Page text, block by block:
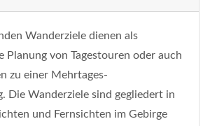
Wanderziele dienen als
Planung von Tagestouren oder auch
zu einer Mehrtages-
Die Wanderziele sind gegliedert in
und Fernsichten im Gebirge